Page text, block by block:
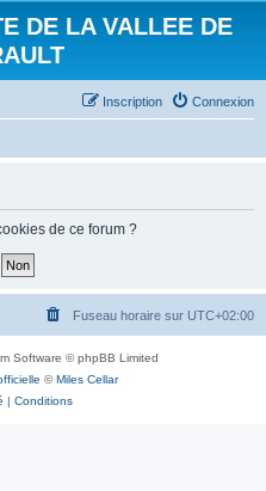
DE LA VALLEE DE
Connexion
Inscription
de ce forum ?
Fuseau horaire sur UTC+02:00
Software © phpBB Limited
©Miles Cellar
| Conditions